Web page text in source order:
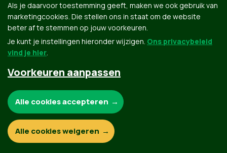
© Copyright Groen 2026 | Gemaakt met NationBuilder | Gebouwd door Tectonica
Als je daarvoor toestemming geeft, maken we ook gebruik van
marketingcookies. Die stellen ons in staat om de website
beter af te stemmen op jouw voorkeuren.
Je kunt je instellingen hieronder wijzigen. Ons privacybeleid
vind je hier.
Voorkeuren aanpassen
Functionele en analytische cookies:
Alle cookies accepteren
Alle cookies weigeren